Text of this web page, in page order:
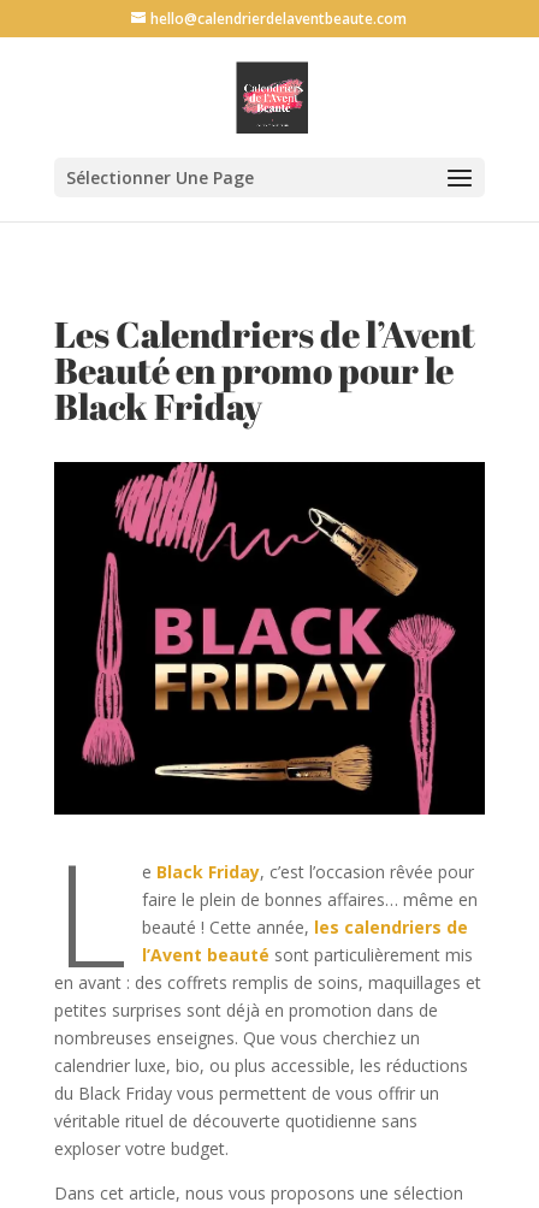
hello@calendrierdelaventbeaute.com
Sélectionner Une Page
Les Calendriers de l’Avent
Beauté en promo pour le
Black Friday
L e Black Friday, c’est l’occasion rêvée pour
faire le plein de bonnes affaires… même en
beauté ! Cette année, les calendriers de
l’Avent beauté sont particulièrement mis
en avant : des coffrets remplis de soins, maquillages et
petites surprises sont déjà en promotion dans de
nombreuses enseignes. Que vous cherchiez un
calendrier luxe, bio, ou plus accessible, les réductions
du Black Friday vous permettent de vous offrir un
véritable rituel de découverte quotidienne sans
exploser votre budget.
Dans cet article, nous vous proposons une sélection